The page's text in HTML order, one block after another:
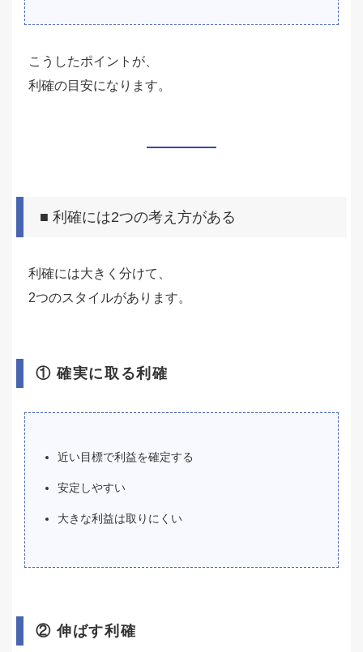
こうしたポイントが、
利確の目安になります。
■ 利確には2つの考え方がある
利確には大きく分けて、
2つのスタイルがあります。
① 確実に取る利確
近い目標で利益を確定する
安定しやすい
大きな利益は取りにくい
② 伸ばす利確